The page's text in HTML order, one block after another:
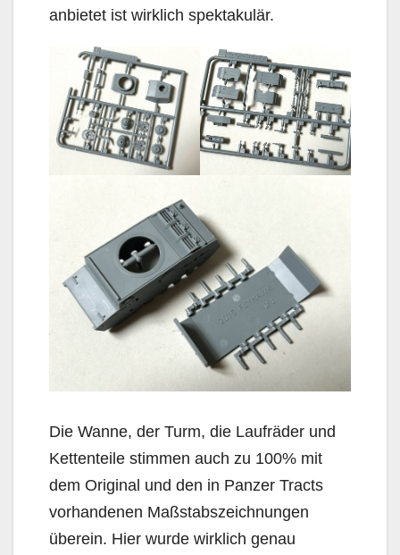
anbietet ist wirklich spektakulär.
Die Wanne, der Turm, die Laufräder und
Kettenteile stimmen auch zu 100% mit
dem Original und den in Panzer Tracts
vorhandenen Maßstabszeichnungen
überein. Hier wurde wirklich genau